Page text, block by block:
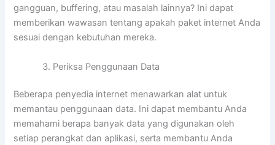
gangguan, buffering, atau masalah lainnya? Ini dapat
memberikan wawasan tentang apakah paket internet Anda
sesuai dengan kebutuhan mereka.
Periksa Penggunaan Data
Beberapa penyedia internet menawarkan alat untuk
memantau penggunaan data. Ini dapat membantu Anda
memahami berapa banyak data yang digunakan oleh
setiap perangkat dan aplikasi, serta membantu Anda